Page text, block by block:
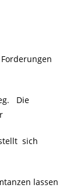
Die
sich
lassen